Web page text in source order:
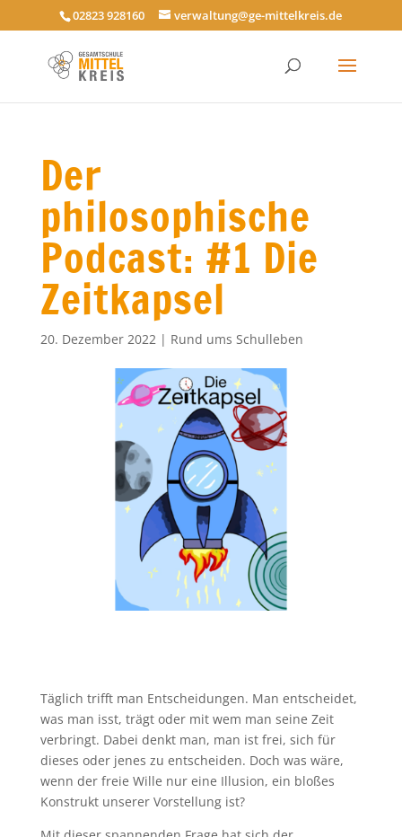
02823 928160 verwaltung@ge-mittelkreis.de
Der
philosophische
Podcast: #1 Die
Zeitkapsel
20. Dezember 2022 | Rund ums Schulleben
Täglich trifft man Entscheidungen. Man entscheidet,
was man isst, trägt oder mit wem man seine Zeit
verbringt. Dabei denkt man, man ist frei, sich für
dieses oder jenes zu entscheiden. Doch was wäre,
wenn der freie Wille nur eine Illusion, ein bloßes
Konstrukt unserer Vorstellung ist?